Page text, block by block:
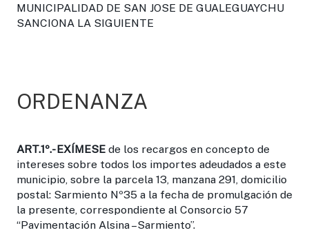
MUNICIPALIDAD DE SAN JOSE DE GUALEGUAYCHU
SANCIONA LA SIGUIENTE
ORDENANZA
ART.1º.-EXÍMESE de los recargos en concepto de
intereses sobre todos los importes adeudados a este
municipio, sobre la parcela 13, manzana 291, domicilio
postal: Sarmiento Nº35 a la fecha de promulgación de
la presente, correspondiente al Consorcio 57
“Pavimentación Alsina –Sarmiento”.